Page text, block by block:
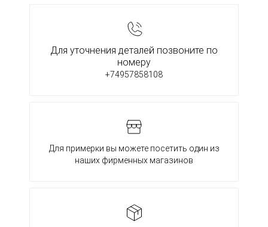
Для уточнения деталей позвоните по
номеру
+74957858108
Для примерки вы можете посетить один из
наших фирменных магазинов